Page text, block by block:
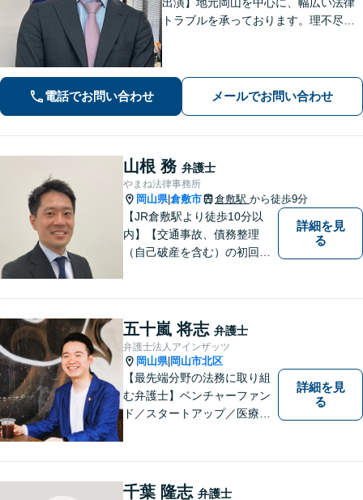
トラブルを承っております。理不尽な
にご相談ください【WEB面談｜夜間面
談可】
電話でお問い合わせ メールでお問い合わせ
山根 務 弁護士
やまね法律事務所
岡山県|倉敷市 倉敷駅 から徒歩9分
【JR倉敷駅より徒歩10分以
内】【交通事故、債務整理
（自己破産を含む）の初回相
詳細を見
る
五十嵐 将志 弁護士
弁護士法人アインザッツ
岡山県| 岡山市北区
【最先端分野の法務に取り組
む弁護士】ベンチャーファン
ド／スタートアップ／医療介
れるよう、専門性の高い分野
に積極的に取り組みます。少
詳細を見
る
千葉 隆志 弁護士